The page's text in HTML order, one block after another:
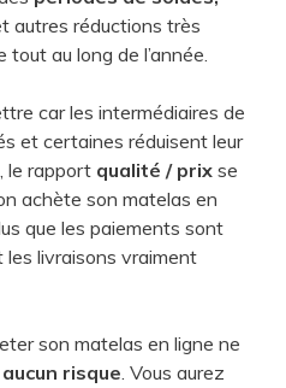
autres réductions très
au long de l’année.
car les intermédiaires de
et certaines réduisent leur
le rapport qualité / prix se
achète son matelas en
que les paiements sont
livraisons vraiment
son matelas en ligne ne
risque. Vous aurez